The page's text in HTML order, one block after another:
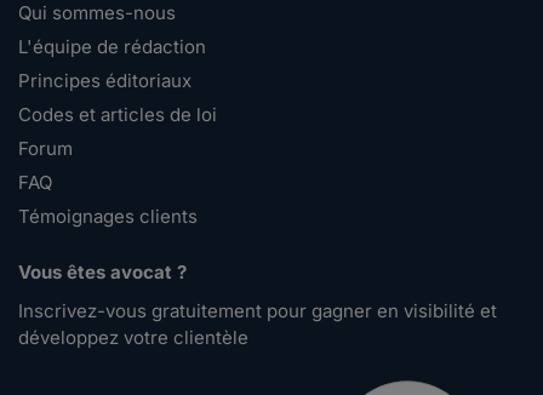
Qui sommes-nous
L'équipe de rédaction
Principes éditoriaux
Codes et articles de loi
Forum
FAQ
Témoignages clients
Vous êtes avocat ?
Inscrivez-vous gratuitement pour gagner en visibilité et
développez votre clientèle